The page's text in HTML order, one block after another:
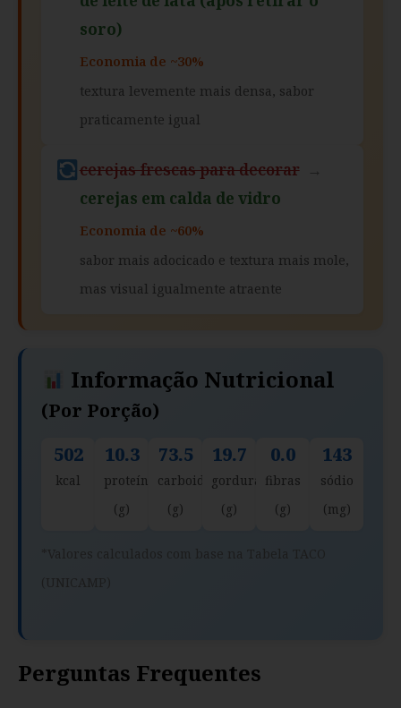
soro)
Economia de ~30%
textura levemente mais densa, sabor
praticamente igual
cerejas frescas para decorar →
cerejas em calda de vidro
Economia de ~60%
sabor mais adocicado e textura mais mole,
mas visual igualmente atraente
Informação Nutricional
(por Porção)
502
kcal
10.3
proteína
(g)
73.5
carboidratos
(g)
19.7
gorduras
(g)
0.0
fibras
(g)
143
sódio
(mg)
Perguntas Frequentes